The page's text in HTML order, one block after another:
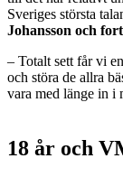
Sveriges största
Johansson och
– Totalt sett får vi
och störa de allra
vara med länge in i
18 år och